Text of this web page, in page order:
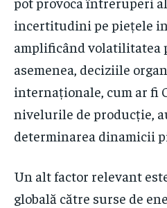
incertitudini pe piețele
amplificând volatilitatea
asemenea, deciziile
internaționale, cum ar fi
nivelurile de producție,
determinarea dinamicii
Un alt factor relevant
globală către surse de